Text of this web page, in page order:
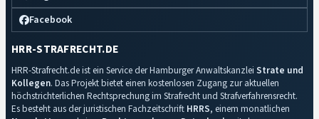
Facebook
HRR-STRAFRECHT.DE
HRR-Strafrecht.de ist ein Service der Hamburger Anwaltskanzlei Strate und
Kollegen. Das Projekt bietet einen kostenlosen Zugang zur aktuellen
höchstrichterlichen Rechtsprechung im Strafrecht und Strafverfahrensrecht.
Es besteht aus der juristischen Fachzeitschrift HRRS, einem monatlichen